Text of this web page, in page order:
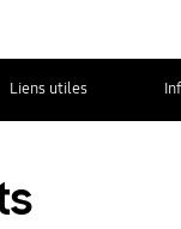
Liens utiles